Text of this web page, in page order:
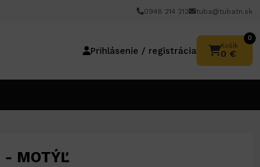
0948 214 212 tuba@tubatn.sk
Prihlásenie / registrácia Košík
0
0 €
MOTÝĽ